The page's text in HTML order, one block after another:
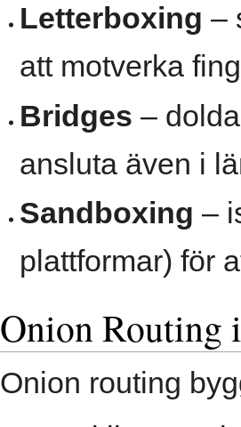
Letterboxing –
att motverka
Bridges –
ansluta även i
Sandboxing –
plattformar) för
Onion Routing
Onion routing